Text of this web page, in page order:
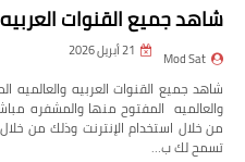
شاهد جميع القنوات العربيه
Mod Sat 21 أبريل 2026
والعالميه المفتوح منها والمشفره
من خلال استخدام الإنترنت وذلك من
تسمح لك ب…